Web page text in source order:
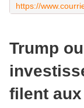
Trump
filent aux